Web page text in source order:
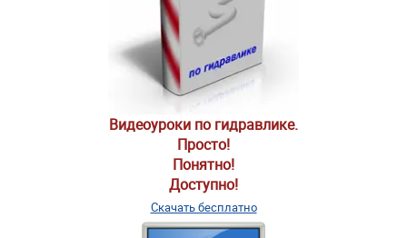
Видеоуроки по гидравлике.
Просто!
Понятно!
Доступно!
Скачать бесплатно